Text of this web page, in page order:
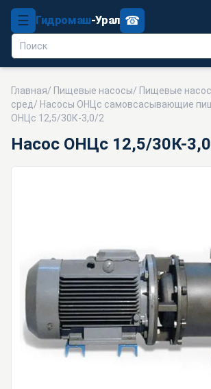
☰ Гидромаш-Урал ☎
Главная/ Пищевые насосы/ Пищевые
сред/ Насосы ОНЦс самовсасывающие
ОНЦс 12,5/30К-3,0/2
Насос ОНЦс 12,5/30К-